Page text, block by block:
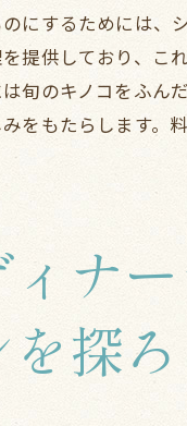
にするためには、
提供しており、こ
旬のキノコをふん
をもたらします。
ナ
探ろ